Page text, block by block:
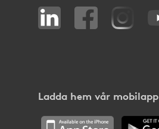
Ladda hem vår mobilapp